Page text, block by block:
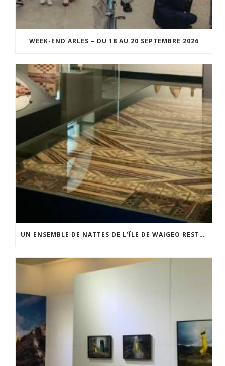
WEEK-END ARLES – DU 18 AU 20 SEPTEMBRE 2026
UN ENSEMBLE DE NATTES DE L’ÎLE DE WAIGEO RESTAURÉ GRÂCE AU SOUTIEN DU CERCLE LÉVI-STRAUSS